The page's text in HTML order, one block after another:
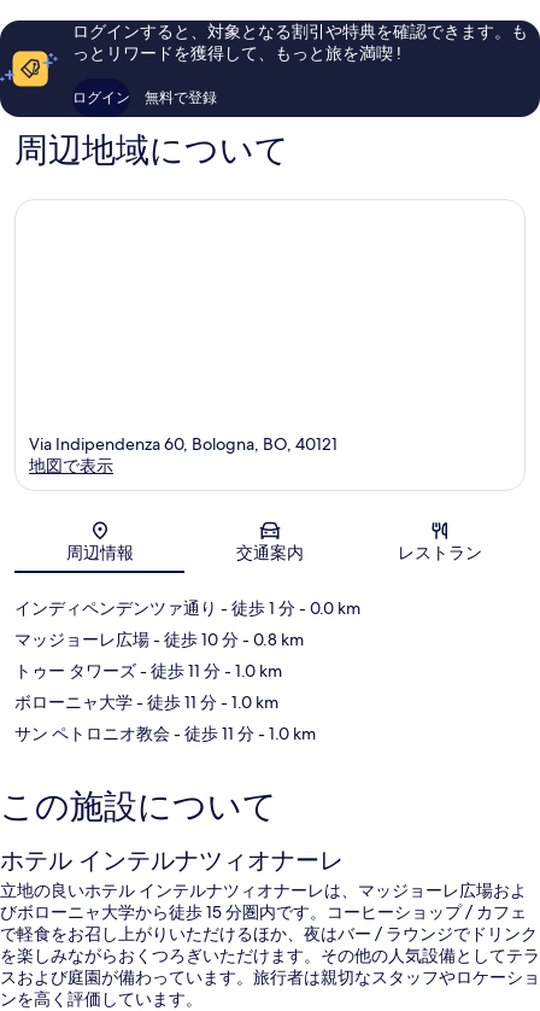
い、
口
コ
ミ
1,107
件
件
口
コ
区
い、
口
1,016
口
ログインすると、対象となる割引や特典を確認できます。も
っとリワードを獲得して、もっと旅を満喫 !
ログイン 無料で登録
周辺地域について
地図
Via Indipendenza 60, Bologna, BO, 40121
地図で表示
周辺情報 交通案内 レストラン
インディペンデンツァ通り - 徒歩 1 分- 0.0 km
マッジョーレ広場- 徒歩 10 分- 0.8 km
トゥー タワーズ- 徒歩 11 分- 1.0 km
ボローニャ大学- 徒歩 11 分- 1.0 km
サン ペトロニオ教会- 徒歩 11 分- 1.0 km
この施設について
ホテル インテルナツィオナーレ
立地の良いホテル インテルナツィオナーレは、マッジョーレ広場およ
びボローニャ大学から徒歩 15 分圏内です。コーヒーショップ / カフェ
で軽食をお召し上がりいただけるほか、夜はバー / ラウンジでドリンク
を楽しみながらおくつろぎいただけます。その他の人気設備としてテラ
スおよび庭園が備わっています。旅行者は親切なスタッフやロケーショ
ンを高く評価しています。